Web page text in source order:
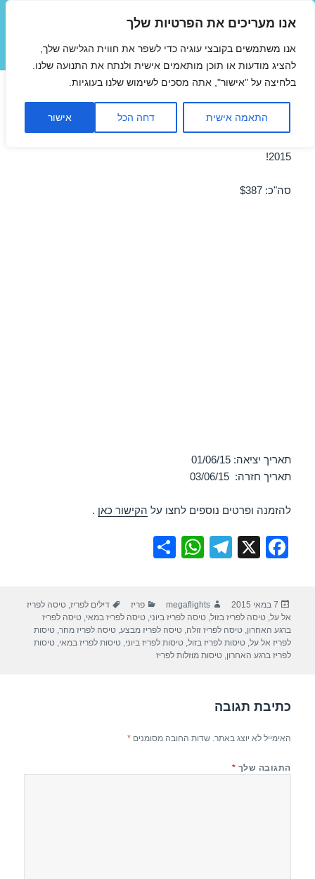
אנו מעריכים את הפרטיות שלך
אנו משתמשים בקובצי עוגיה כדי לשפר את חווית הגלישה שלך,
להציג מודעות או תוכן מותאמים אישית ולנתח את התנועה שלנו.
בלחיצה על "אישור", אתה מסכים לשימוש שלנו בעוגיות.
התאמה אישית דחה הכל אישור
תפריטים
ווידג'טים
טיסות זולות לפריז 01/06/2015
2015!
סה"כ: $387
תאריך יציאה: 01/06/15
תאריך חזרה: 03/06/15
להזמנה ופרטים נוספים לחצו על הקישור כאן .
F
e
b
o
k
X
T
gr
a
m
W
s
A
p
e
פורסם
בתאריך
7 במאי 2015 מחבר
megaflights קטגוריות
פריז תגיות
דילים לפריז,טיסה לפריז
אל על,טיסה לפריז בזול,טיסה לפריז ביוני,טיסה לפריז במאי,טיסה לפריז
ברגע האחרון,טיסה לפריז זולה,טיסה לפריז מבצע,טיסה לפריז מחר,טיסות
לפריז אל על,טיסות לפריז בזול,טיסות לפריז ביוני,טיסות לפריז במאי,טיסות
לפריז ברגע האחרון,טיסות מוזלות לפריז
כתיבת תגובה
האימייל לא יוצג באתר. שדות החובה מסומנים*
התגובה שלך *